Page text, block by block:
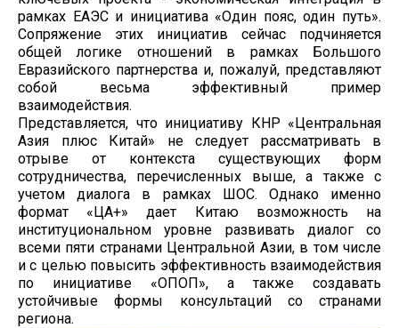
рамках ЕАЭС и инициатива «Один пояс, один путь».
Сопряжение этих инициатив сейчас подчиняется
общей логике отношений в рамках Большого
Евразийского партнерства и, пожалуй, представляют
собой весьма эффективный пример
взаимодействия.
Представляется, что инициативу КНР «Центральная
Азия плюс Китай» не следует рассматривать в
отрыве от контекста существующих форм
сотрудничества, перечисленных выше, а также с
учетом диалога в рамках ШОС. Однако именно
формат «ЦА+» дает Китаю возможность на
институциональном уровне развивать диалог со
всеми пяти странами Центральной Азии, в том числе
и с целью повысить эффективность взаимодействия
по инициативе «ОПОП», а также создавать
устойчивые формы консультаций со странами
региона.